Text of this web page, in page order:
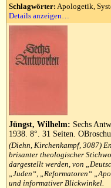
Schlagwörter: Apologetik,
Details anzeigen…
Jüngst, Wilhelm: Sechs
1938. 8°. 31 Seiten.
(Diehn, Kirchenkampf, 3087)
brisanter theologischer
dargestellt werden, von
„Juden“, „Reformatoren“
und informativer Blickwinkel.